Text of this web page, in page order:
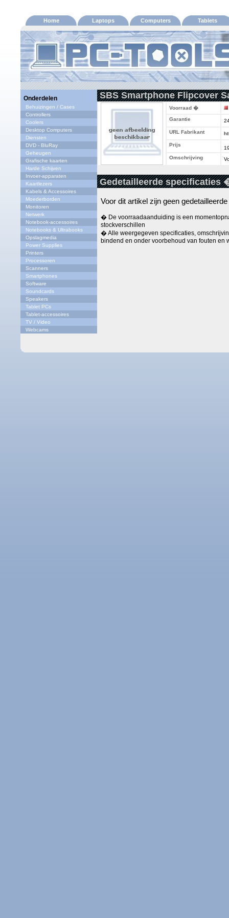
Home Laptops Computers Tablets
Onderdelen
Behuizingen / Cases
Controllers
Coolers
Desktop Computers
Diensten
DVD - BluRay
Geheugen
Grafische kaarten
Harde Schijven
Invoer-apparaten
Kaartlezers
Kabels & Accessoires
Moederborden
Monitoren
Netwerk
Notebook-accessoires
Notebooks & Ultrabooks
Opslagmedia
Power Supplies
Printers
Processoren
Scanners
Smartphones
Software
Soundcards
Speakers
Tablet PCs
Tablet-accessoires
TV / Video
Webcams
SBS Smartphone Flipcover
Voorraad �
Garantie
URL Fabrikant
Prijs
Omschrijving
Gedetailleerde specificaties
Voor dit artikel zijn geen
� De voorraadaanduiding is een
stockverschillen
� Alle weergegeven specificaties,
bindend en onder voorbehoud van fouten en